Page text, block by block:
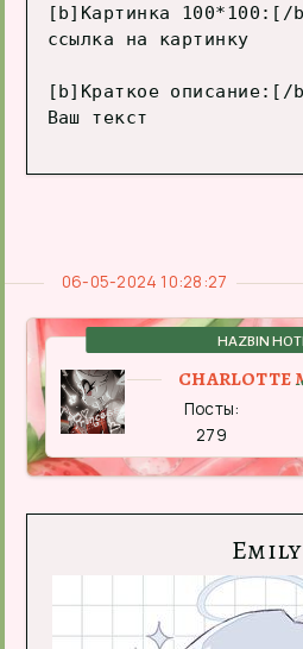
[b]Картинка 100*100:[/
ссылка на картинку
[b]Краткое описание:[/
Ваш текст
06-05-2024 10:28:27
CHARLOTTE
HAZBIN
Посты:
279
Emily